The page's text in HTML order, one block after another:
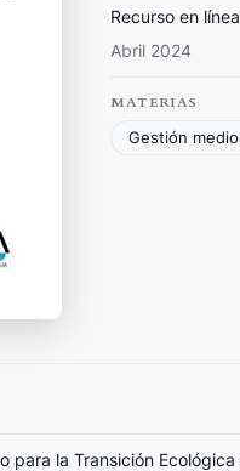
Recurso en
Abril 2024
MATERIAS
Gestión
para la Transición